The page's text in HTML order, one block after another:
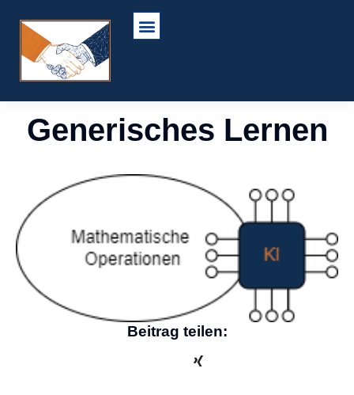
Generisches Lernen
Beitrag teilen: